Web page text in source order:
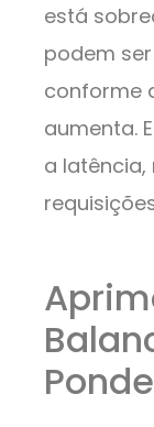
está
podem
conforme
aumenta.
a latência,